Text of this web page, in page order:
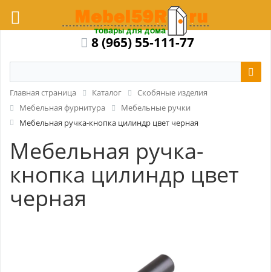
8 (965) 55-111-77
Главная страница Каталог
Скобяные изделия
Мебельная фурнитура
Мебельные ручки
Мебельная ручка-кнопка цилиндр цвет черная
Мебельная ручка-
кнопка цилиндр цвет
черная